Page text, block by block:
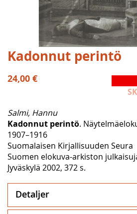
Hoppa
till
början
av
Kadonnut perintö
24,00 €
Salmi, Hannu
Kadonnut perintö.
1907–1916
Suomalaisen Kirjallisuuden Seura
Suomen elokuva-arkiston
Jyväskylä 2002, 372 s.
Detaljer